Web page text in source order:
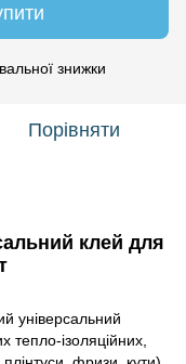
знижки
Порівняти
клей для
універсальний
тепло-ізоляційних,